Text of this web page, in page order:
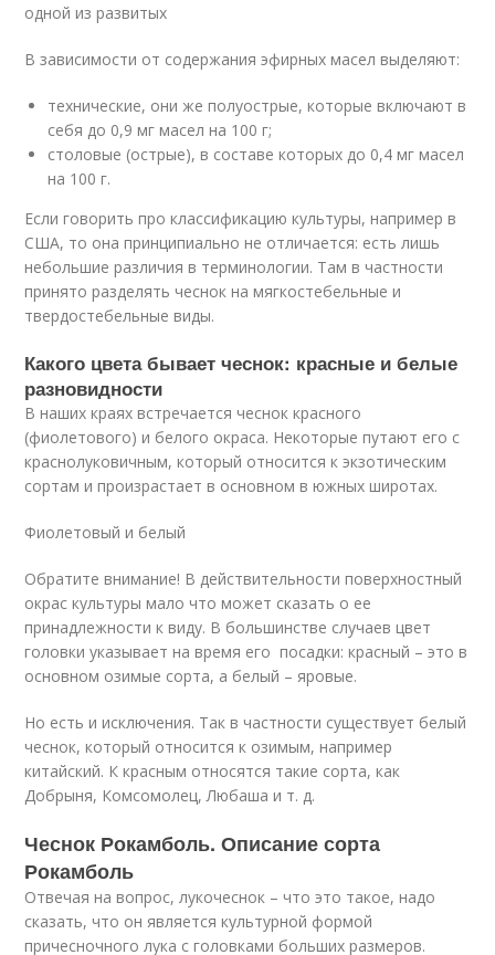
одной из развитых
В зависимости от содержания эфирных масел выделяют:
технические, они же полуострые, которые включают в
себя до 0,9 мг масел на 100 г;
столовые (острые), в составе которых до 0,4 мг масел
на 100 г.
Если говорить про классификацию культуры, например в
США, то она принципиально не отличается: есть лишь
небольшие различия в терминологии. Там в частности
принято разделять чеснок на мягкостебельные и
твердостебельные виды.
Какого цвета бывает чеснок: красные и белые
разновидности
В наших краях встречается чеснок красного
(фиолетового) и белого окраса. Некоторые путают его с
краснолуковичным, который относится к экзотическим
сортам и произрастает в основном в южных широтах.
Фиолетовый и белый
Обратите внимание! В действительности поверхностный
окрас культуры мало что может сказать о ее
принадлежности к виду. В большинстве случаев цвет
головки указывает на время его посадки: красный – это в
основном озимые сорта, а белый – яровые.
Но есть и исключения. Так в частности существует белый
чеснок, который относится к озимым, например
китайский. К красным относятся такие сорта, как
Добрыня, Комсомолец, Любаша и т. д.
Чеснок Рокамболь. Описание сорта
Рокамболь
Отвечая на вопрос, лукочеснок – что это такое, надо
сказать, что он является культурной формой
причесночного лука с головками больших размеров.